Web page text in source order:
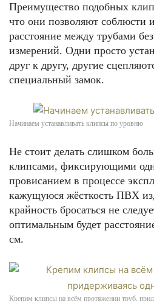
Преимущество подобных
что они позволяют соблюсти
расстояние между трубами
измерений. Одни просто
друг к другу, другие
специальный замок.
Начинаем устанавливать клипсы по уровню
Не стоит делать слишком
клипсами, фиксирующими
провисанием в процессе
кажущуюся жёсткость ПВХ
крайность бросаться не
оптимальным будет
см.
Крепим клипсы на всём протяжении труб,